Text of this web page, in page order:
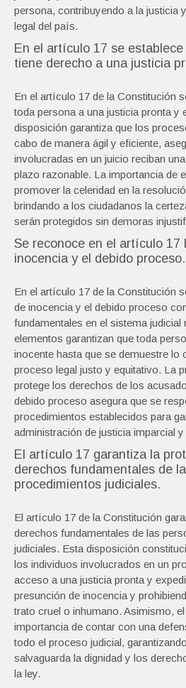
persona, contribuyendo a la justicia
legal del país.
En el artículo 17 se
tiene derecho a una justicia
En el artículo 17 de la Constitución
toda persona a una justicia pronta y
disposición garantiza que los
cabo de manera ágil y eficiente,
involucradas en un juicio reciban
plazo razonable. La importancia de
promover la celeridad en la
brindando a los ciudadanos la
serán protegidos sin demoras
Se reconoce en el artículo 17
inocencia y el debido proceso.
En el artículo 17 de la Constitución
de inocencia y el debido proceso
fundamentales en el sistema
elementos garantizan que toda
inocente hasta que se demuestre lo
proceso legal justo y equitativo. La
protege los derechos de los
debido proceso asegura que se
procedimientos establecidos para
administración de justicia imparcial
El artículo 17 garantiza la
derechos fundamentales de
procedimientos judiciales.
El artículo 17 de la Constitución
derechos fundamentales de las
judiciales. Esta disposición
los individuos involucrados en un
acceso a una justicia pronta y
presunción de inocencia y
trato cruel o inhumano. Asimismo,
importancia de contar con una
todo el proceso judicial,
salvaguarda la dignidad y los
la ley.